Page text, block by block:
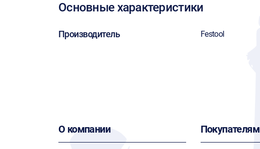
Основные характеристики
Производитель Festool
О компании Покупателям